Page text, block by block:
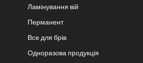
Ламінування вій
Перманент
Все для брів
Одноразова продукція